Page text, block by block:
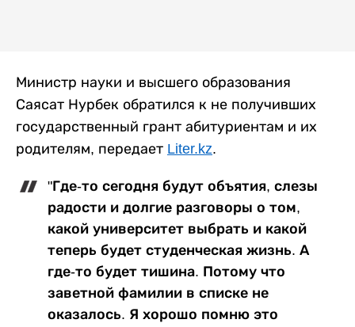
Министр науки и высшего образования
Саясат Нурбек обратился к не получивших
государственный грант абитуриентам и их
родителям, передает Liter.kz.
"Где-то сегодня будут объятия, слезы
радости и долгие разговоры о том,
какой университет выбрать и какой
теперь будет студенческая жизнь. А
где-то будет тишина. Потому что
заветной фамилии в списке не
оказалось. Я хорошо помню это